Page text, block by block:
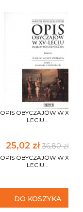
OPIS OBYCZAJÓW W XV-
LECIU...
25,02 zł 36,80 zł
OPIS OBYCZAJÓW W XV-
LECIU...
DO KOSZYKA